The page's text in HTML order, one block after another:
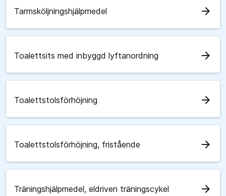
Tarmsköljningshjälpmedel arrow_forward
Toalettsits med inbyggd lyftanordning arrow_forward
Toalettstolsförhöjning arrow_forward
Toalettstolsförhöjning, fristående arrow_forward
Träningshjälpmedel, eldriven träningscykel arrow_forward